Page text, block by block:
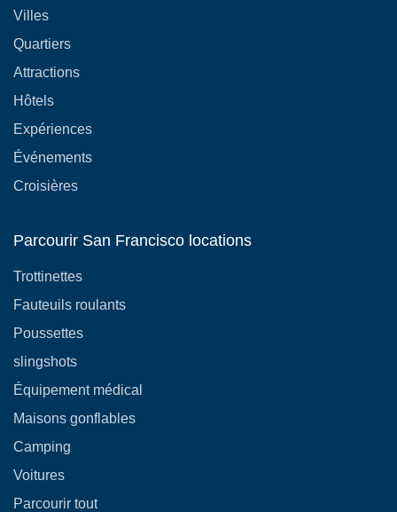
Villes
Quartiers
Attractions
Hôtels
Expériences
Événements
Croisières
Parcourir San Francisco locations
Trottinettes
Fauteuils roulants
Poussettes
slingshots
Équipement médical
Maisons gonflables
Camping
Voitures
Parcourir tout